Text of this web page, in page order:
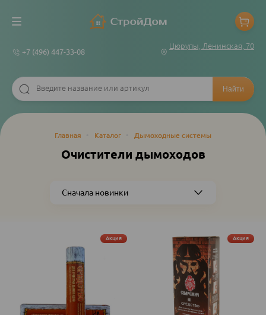
+7 (496) 447-33-08
Цюрупы, Ленинская, 70
Строка
Главная Каталог Дымоходные системы
Очистители дымоходов
Акция Акция